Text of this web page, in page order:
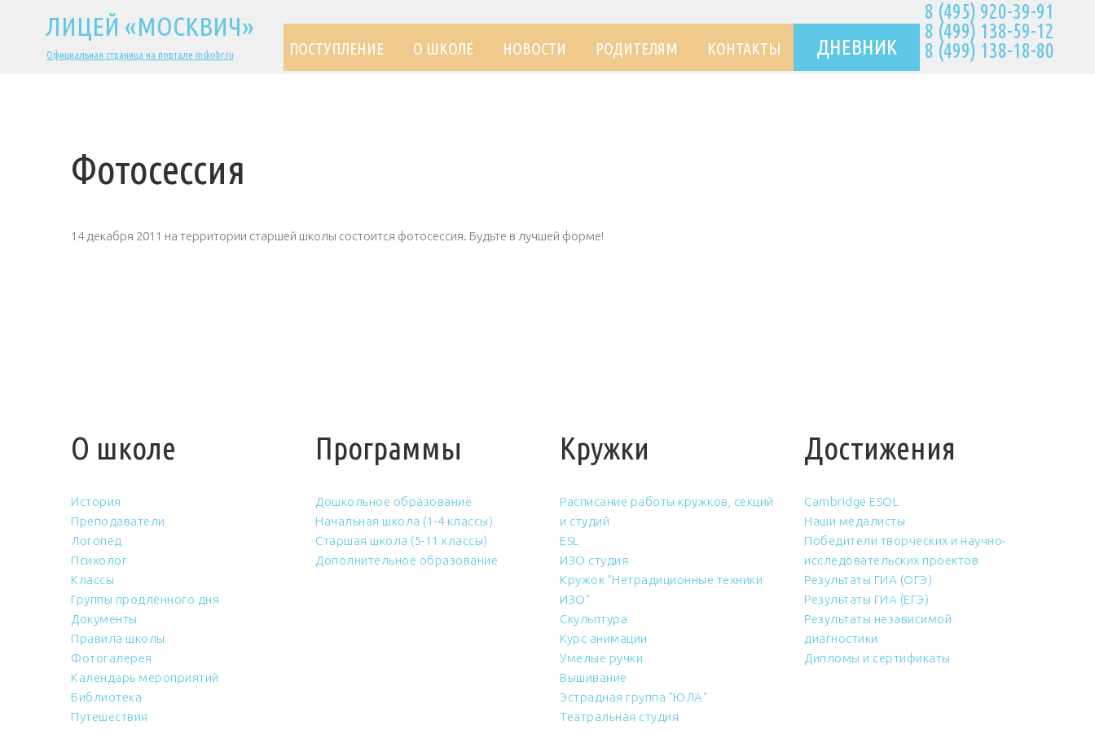
8 (495) 920-39-91
8 (499) 138-59-12
8 (499) 138-18-80
ЛИЦЕЙ «МОСКВИЧ»
Официальная страница на портале mskobr.ru ПОСТУПЛЕНИЕ О ШКОЛЕ НОВОСТИ РОДИТЕЛЯМ КОНТАКТЫ ДНЕВНИК
Фотосессия
14 декабря 2011 на территории старшей школы состоится фотосессия. Будьте в лучшей форме!
О школе
История
Преподаватели
Логопед
Психолог
Классы
Группы продлённого дня
Документы
Правила школы
Фотогалерея
Календарь мероприятий
Библиотека
Путешествия
Программы
Дошкольное образование
Начальная школа (1-4 классы)
Старшая школа (5-11 классы)
Дополнительное образование
Кружки
Расписание работы кружков, секций
и студий
ESL
ИЗО студия
Кружок "Нетрадиционные техники
ИЗО"
Скульптура
Курс анимации
Умелые ручки
Вышивание
Эстрадная группа "ЮЛА"
Театральная студия
Достижения
Cambridge ESOL
Наши медалисты
Победители творческих и научно-
исследовательских проектов
Результаты ГИА (ОГЭ)
Результаты ГИА (ЕГЭ)
Результаты независимой
диагностики
Дипломы и сертификаты